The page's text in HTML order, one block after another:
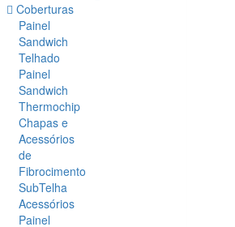
Coberturas
Painel
Sandwich
Telhado
Painel
Sandwich
Thermochip
Chapas e
Acessórios
de
Fibrocimento
SubTelha
Acessórios
Painel